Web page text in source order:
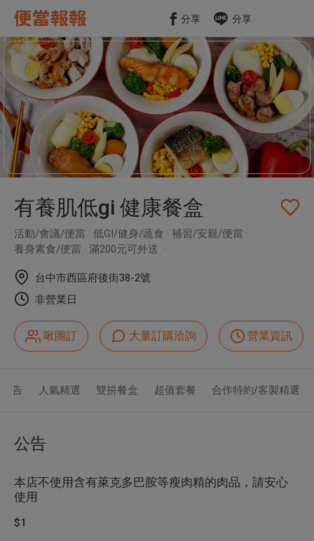
分享 分享
有養肌低gi 健康餐盒 未收藏
活動/會議/便當 低GI/健身/蔬食
補習/安親/便當
養身素食/便當
滿200元可外送
台中市西區府後街38-2號
非營業日
啾團訂 大量訂購洽詢 營業資訊
公告 人氣精選 雙拚餐盒 超值套餐 合作特約/客製精選
公告
本店不使用含有萊克多巴胺等瘦肉精的肉品，請安心
使用
$1